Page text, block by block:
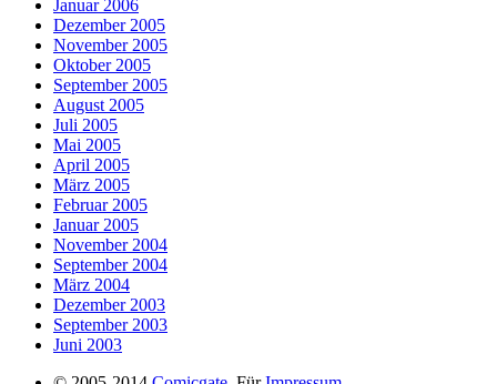
Januar 2006
Dezember 2005
November 2005
Oktober 2005
September 2005
August 2005
Juli 2005
Mai 2005
April 2005
März 2005
Februar 2005
Januar 2005
November 2004
September 2004
März 2004
Dezember 2003
September 2003
Juni 2003